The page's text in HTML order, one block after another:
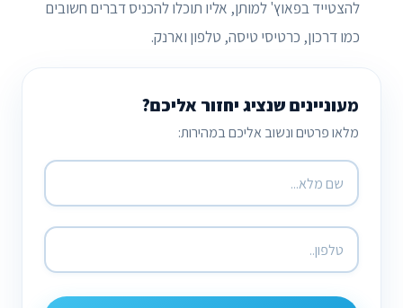
להצטייד בפאוץ' למותן, אליו תוכלו להכניס דברים חשובים
כמו דרכון, כרטיסי טיסה, טלפון וארנק.
מעוניינים שנציג יחזור אליכם?
מלאו פרטים ונשוב אליכם במהירות: